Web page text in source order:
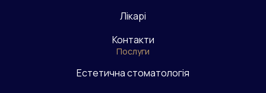
Лікарі
Контакти
Послуги
Естетична стоматологія